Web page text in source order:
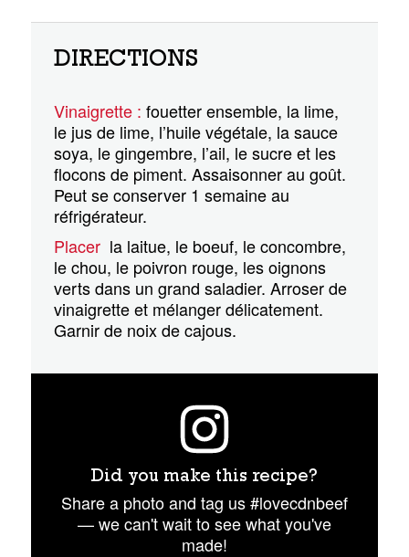
DIRECTIONS
Vinaigrette : fouetter ensemble, la lime,
le jus de lime, l’huile végétale, la sauce
soya, le gingembre, l’ail, le sucre et les
flocons de piment. Assaisonner au goût.
Peut se conserver 1 semaine au
réfrigérateur.
Placer la laitue, le boeuf, le concombre,
le chou, le poivron rouge, les oignons
verts dans un grand saladier. Arroser de
vinaigrette et mélanger délicatement.
Garnir de noix de cajous.
Did you make this recipe?
Share a photo and tag us #lovecdnbeef
— we can't wait to see what you've
made!